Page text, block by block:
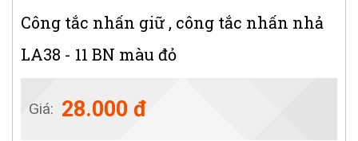
Công tắc nhấn giữ , công tắc nhấn nhả
LA38 - 11 BN màu đỏ
Giá: 28.000 đ